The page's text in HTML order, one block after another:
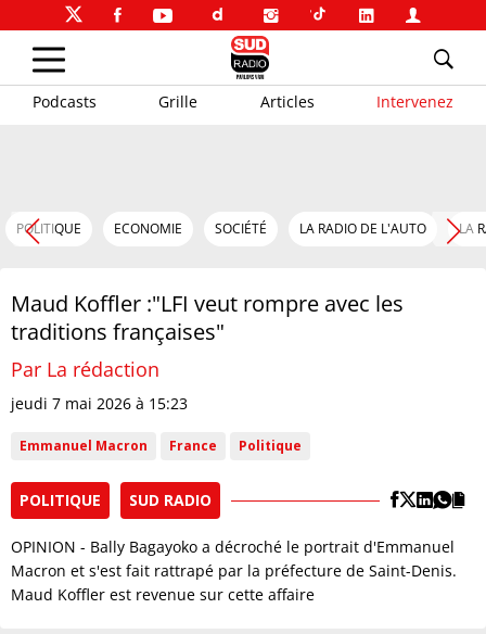
Podcasts Grille Articles Intervenez
POLITIQUE ECONOMIE SOCIÉTÉ LA RADIO DE L'AUTO LA
Maud Koffler :"LFI veut rompre avec les
traditions françaises"
Par La rédaction
jeudi 7 mai 2026 à 15:23
Emmanuel Macron France Politique
POLITIQUE SUD RADIO
OPINION - Bally Bagayoko a décroché le portrait d'Emmanuel
Macron et s'est fait rattrapé par la préfecture de Saint-Denis.
Maud Koffler est revenue sur cette affaire